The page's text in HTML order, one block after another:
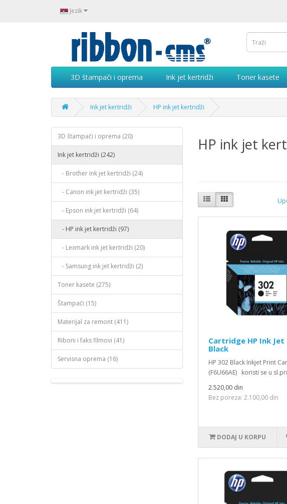
Jezik
3D štampači i oprema Ink jet kertridži Toner kasete
Ink jet kertridži HP ink jet kertridži
3D štampači i oprema (20)
Ink jet kertridži (242)
- Brother ink jet kertridži (24)
- Canon ink jet kertridži (35)
- Epson ink jet kertridži (64)
- HP ink jet kertridži (97)
- Lexmark ink jet kertridži (20)
- Samsung ink jet kertridži (2)
Toner kasete (275)
Štampači (15)
Materijal za remont (411)
Riboni i faks filmovi (41)
Servisna oprema (16)
HP ink jet
Cartridge HP Ink Jet
Black
HP 302 Black Inkjet Print
(F6U66AE) koristi se u
2.520,00 din
Bez poreza: 2.100,00 din
DODAJ U KORPU